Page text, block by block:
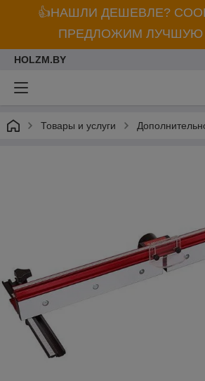
👍НАШЛИ ДЕШЕВЛЕ?
ПРЕДЛОЖИМ ЛУЧШУЮ
HOLZM.BY
Товары и услуги